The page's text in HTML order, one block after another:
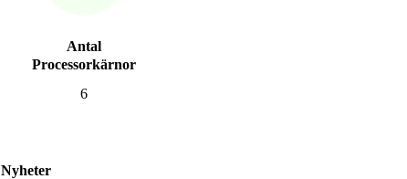
Antal
Processorkärnor
6
Nyheter